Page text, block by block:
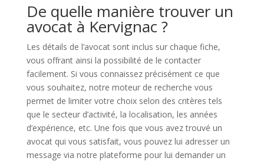
De quelle manière trouver un
avocat à Kervignac ?
Les détails de l’avocat sont inclus sur chaque fiche,
vous offrant ainsi la possibilité de le contacter
facilement. Si vous connaissez précisément ce que
vous souhaitez, notre moteur de recherche vous
permet de limiter votre choix selon des critères tels
que le secteur d’activité, la localisation, les années
d’expérience, etc. Une fois que vous avez trouvé un
avocat qui vous satisfait, vous pouvez lui adresser un
message via notre plateforme pour lui demander un